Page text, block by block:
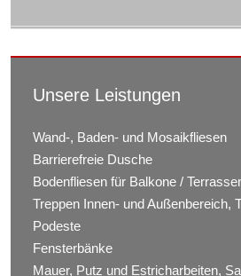
Unsere Leistungen
Wand-, Baden- und Mosaikfliesen
Barrierefreie Dusche
Bodenfliesen für Balkone /
Treppen Innen- und Außenbereich,
Podeste
Fensterbänke
Mauer, Putz und Estricharbeiten,